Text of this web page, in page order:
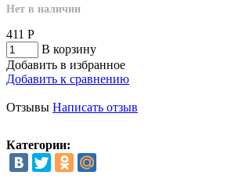
Нет в наличии
411 Р
В корзину
Добавить в избранное
Добавить к сравнению
Отзывы Написать отзыв
Категории: